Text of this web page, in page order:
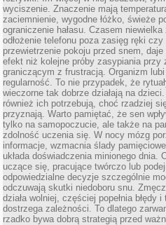
wyciszenie. Znaczenie mają
zaciemnienie, wygodne łóżko, świeże
ograniczenie hałasu. Czasem
odłożenie telefonu poza zasięg ręki czy
przewietrzenie pokoju przed snem,
efekt niż kolejne próby zasypiania przy
graniczącym z frustracją. Organizm
regularność. To nie przypadek, że
wieczorne tak dobrze działają na
również ich potrzebują, choć rzadziej
przyznają. Warto pamiętać, że sen
tylko na samopoczucie, ale także na
zdolność uczenia się. W nocy mózg
informacje, wzmacnia ślady
układa doświadczenia minionego dnia.
uczące się, pracujące twórczo lub
odpowiedzialne decyzje szczególnie
odczuwają skutki niedoboru snu.
działa wolniej, częściej popełnia błędy i
dostrzega zależności. To dlatego
rzadko bywa dobrą strategią przed